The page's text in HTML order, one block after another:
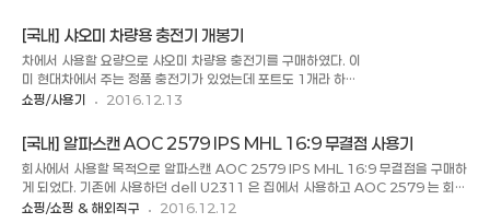
Router 를 구매하게 되었다. ASUS AC58U 와 동일한 제품
이라고 한다. 하지만 펌웨어는 차이가 있을 수 있고 커스텀 펌웨
어인 멀린펌은 올라가지 않는다고 한다. 그래서 간의나스 기능으
로는 사용하기 어려워 보인다. 나는 따로 xpenology 를 사용
하고 있기 때문에 크게 상관은 없어보인다. 처음 ASUS 공유기
매했다. 그러나 5Ghz 와이파이를 사용하면 고주파 같은 잡소리
가 나서 실망했었..
[국내] 샤오미 차량용 충전기 개봉기
차에서 사용할 요량으로 샤오미 차량용 충전기를 구매하였다. 이
미 현대차에서 주는 정품 충전기가 있었는데 포트도 1개라 하이
패스를 추가하면서 부족하여 샤오미 2포트 시거잭 충전기를 구
로 되어 있어서 단단한게 마음에 들어서 구매를 하였다. 고속충
전도 지원을 한다고 하지만 1개 포트 최대가 5V, 2.4A 정도 수
준으로 퀵차지 2.0 이나 넥스서 5X에서 사용하는 5V, 3A 충전
은 지원하지 않는다. 실제로 사용해본 결과 불량인지 알 수 없지
만 넥서스 5X에서 충전이 끊어지는 현상이 발생하였다. 다른 아
쇼핑/사용기 2016.12.13
[국내] 알파스캔 AOC 2579 IPS MHL 16:9 무결점 사용기
회사에서 사용할 목적으로 알파스캔 AOC 2579 IPS MHL 16:9 무결점을 구매하
게 되었다. 기존에 사용하던 dell U2311 은 집에서 사용하고 AOC 2579 는 회사
에서 사용하게 되었다. 이제 일주일 가량 사용을 했는데 기존의 dell U2311( 이하
쇼핑/쇼핑 & 해외직구 2016.12.12